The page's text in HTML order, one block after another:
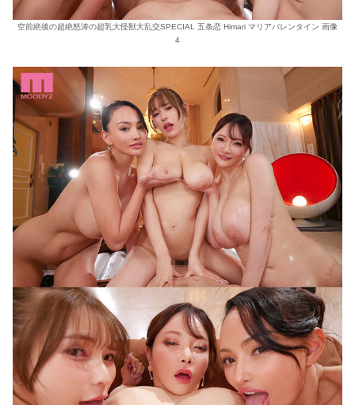
空前絶後の超絶怒涛の超乳大怪獣大乱交SPECIAL 五条恋 Himari マリアバレンタイン 画像
4